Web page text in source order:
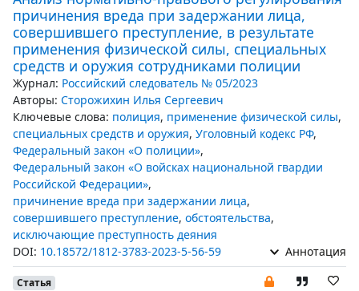
причинения вреда при задержании лица,
совершившего преступление, в результате
применения физической силы, специальных
средств и оружия сотрудниками полиции
Журнал: Российский следователь № 05/2023
Авторы: Сторожихин Илья Сергеевич
Ключевые слова: полиция, применение физической силы,
специальных средств и оружия, Уголовный кодекс РФ,
Федеральный закон «О полиции»,
Федеральный закон «О войсках национальной гвардии
Российской Федерации»,
причинение вреда при задержании лица,
совершившего преступление, обстоятельства,
исключающие преступность деяния
DOI: 10.18572/1812-3783-2023-5-56-59 Аннотация
Статья